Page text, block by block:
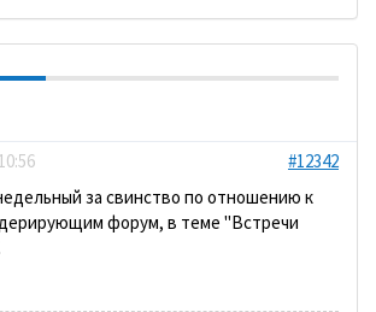
#12342
за свинство по отношению к
форум, в теме "Встречи